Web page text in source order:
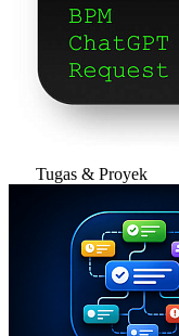
Tugas & Proyek